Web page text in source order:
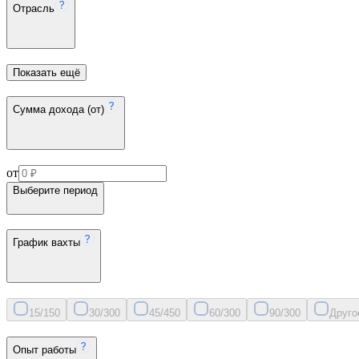
Отрасль
Показать ещё
Сумма дохода (от)
от
Выберите период
График вахты
15/150 30/300 45/450 60/300 90/300
Опыт работы